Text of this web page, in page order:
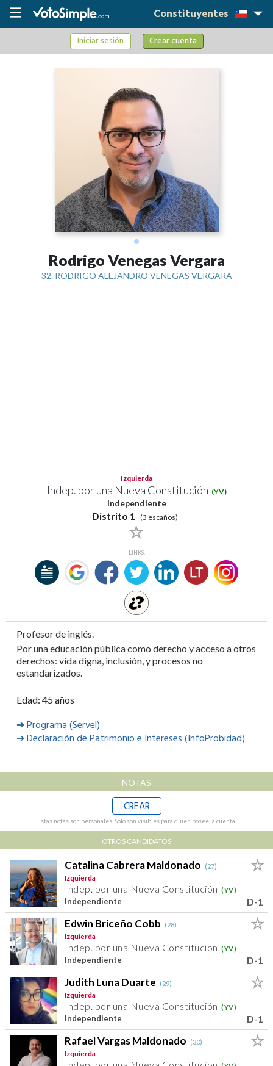
Constituyentes
Iniciar sesión Crear cuenta
Rodrigo Venegas Vergara
32. RODRIGO ALEJANDRO VENEGAS VERGARA
Izquierda
Indep. por una Nueva Constitución (YV)
Independiente
Distrito 1 (3 escaños)
LINKS:
Profesor de inglés.
Por una educación pública como derecho y acceso a otros
derechos: vida digna, inclusión, y procesos no
estandarizados.
Edad: 45 años
➔ Programa (Servel)
➔ Declaración de Patrimonio e Intereses (InfoProbidad)
NOTAS
CREAR
Estas notas son personales. Sólo son visibles para quien posee la cuenta.
OTROS CANDIDATOS
Catalina Cabrera Maldonado
(27)
Izquierda
Indep. por una Nueva Constitución (YV)
Independiente D-1
Edwin Briceño Cobb
(28)
Izquierda
Indep. por una Nueva Constitución (YV)
Independiente D-1
Judith Luna Duarte
(29)
Izquierda
Indep. por una Nueva Constitución (YV)
Independiente D-1
Rafael Vargas Maldonado
(30)
Izquierda